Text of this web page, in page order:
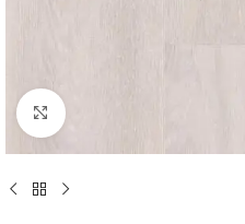
Click to enlarge